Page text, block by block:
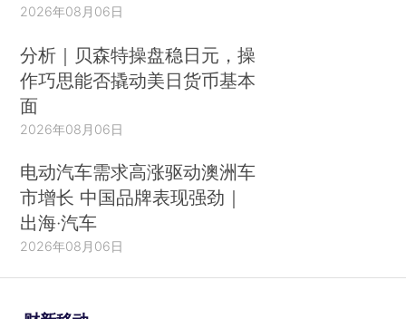
2026年08月06日
分析｜贝森特操盘稳日元，操
作巧思能否撬动美日货币基本
面
2026年08月06日
电动汽车需求高涨驱动澳洲车
市增长 中国品牌表现强劲｜
出海·汽车
2026年08月06日